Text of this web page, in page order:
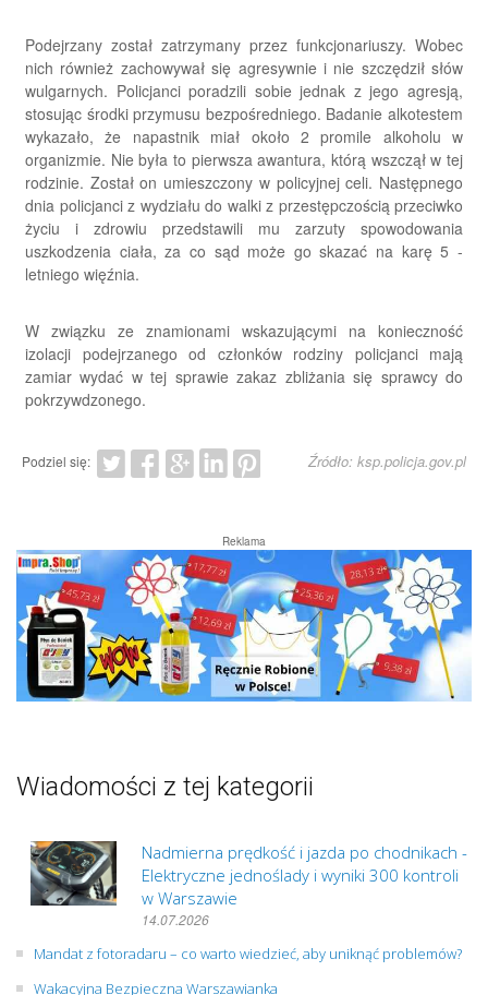
Podejrzany został zatrzymany przez funkcjonariuszy. Wobec
nich również zachowywał się agresywnie i nie szczędził słów
wulgarnych. Policjanci poradzili sobie jednak z jego agresją,
stosując środki przymusu bezpośredniego. Badanie alkotestem
wykazało, że napastnik miał około 2 promile alkoholu w
organizmie. Nie była to pierwsza awantura, którą wszczął w tej
rodzinie. Został on umieszczony w policyjnej celi. Następnego
dnia policjanci z wydziału do walki z przestępczością przeciwko
życiu i zdrowiu przedstawili mu zarzuty spowodowania
uszkodzenia ciała, za co sąd może go skazać na karę 5 -
letniego więźnia.
W związku ze znamionami wskazującymi na konieczność
izolacji podejrzanego od członków rodziny policjanci mają
zamiar wydać w tej sprawie zakaz zbliżania się sprawcy do
pokrzywdzonego.
Podziel się: Źródło: ksp.policja.gov.pl
Reklama
Wiadomości z tej kategorii
Nadmierna prędkość i jazda po chodnikach -
Elektryczne jednoślady i wyniki 300 kontroli
w Warszawie
14.07.2026
Mandat z fotoradaru – co warto wiedzieć, aby uniknąć problemów?
Wakacyjna Bezpieczna Warszawianka